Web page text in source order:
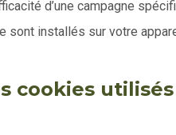
d’une campagne
sont installés sur votre
cookies utilisés